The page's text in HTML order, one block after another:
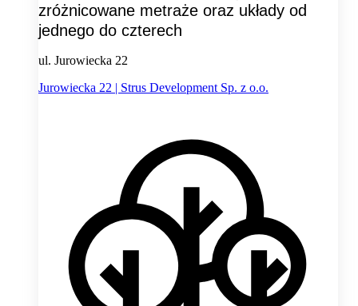
zróżnicowane metraże oraz układy od
jednego do czterech
ul. Jurowiecka 22
Jurowiecka 22 | Strus Development Sp. z o.o.